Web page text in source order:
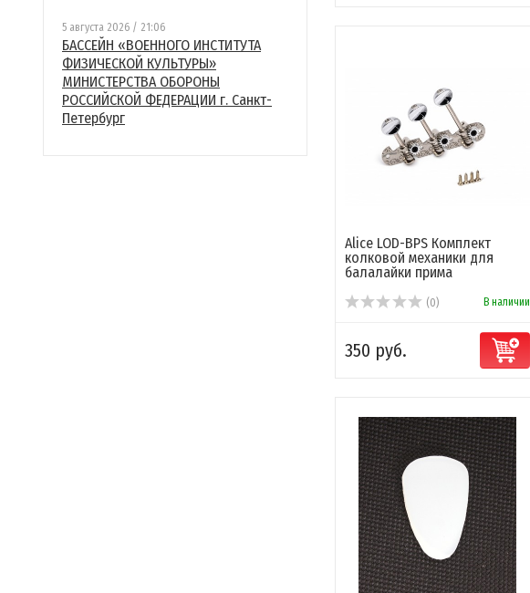
5 августа 2026 / 21:06
БАССЕЙН «ВОЕННОГО ИНСТИТУТА
ФИЗИЧЕСКОЙ КУЛЬТУРЫ»
МИНИСТЕРСТВА ОБОРОНЫ
РОССИЙСКОЙ ФЕДЕРАЦИИ г. Санкт-
Петербург
Alice LOD-BPS Комплект
колковой механики для
балалайки прима
(0) В наличии
350 руб.